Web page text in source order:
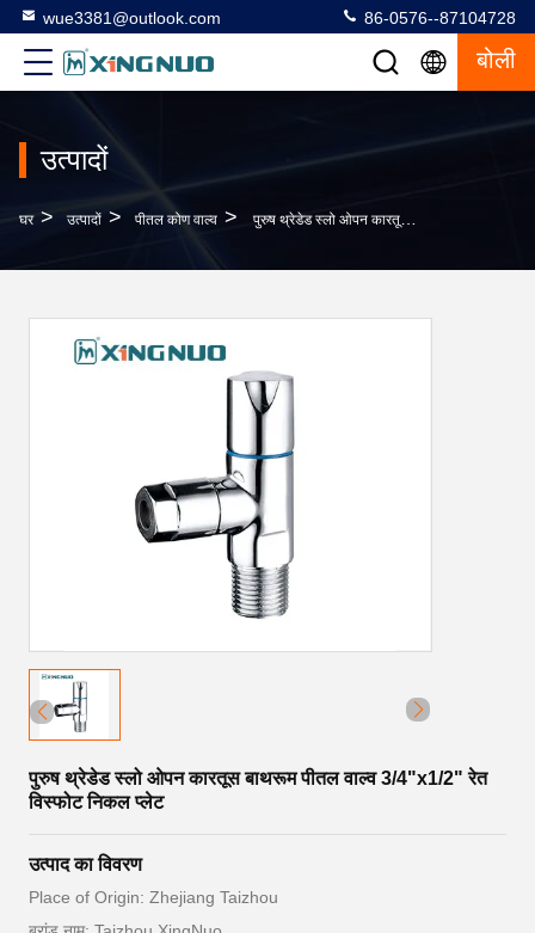
wue3381@outlook.com 86-0576--87104728
बोली
उत्पादों
घर > उत्पादों > पीतल कोण वाल्व > पुरुष थ्रेडेड स्लो ओपन कारतूस बाथरूम पीतल वाल्व 3/4"x1/2" रेत विस्फोट निकल प्लेट
पुरुष थ्रेडेड स्लो ओपन कारतूस बाथरूम पीतल वाल्व 3/4"x1/2" रेत
विस्फोट निकल प्लेट
उत्पाद का विवरण
Place of Origin: Zhejiang Taizhou